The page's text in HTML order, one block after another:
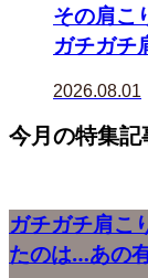
その肩こ
ガチガチ
2026.08.01
今月の特集記
ガチガチ肩こ
たのは…あの